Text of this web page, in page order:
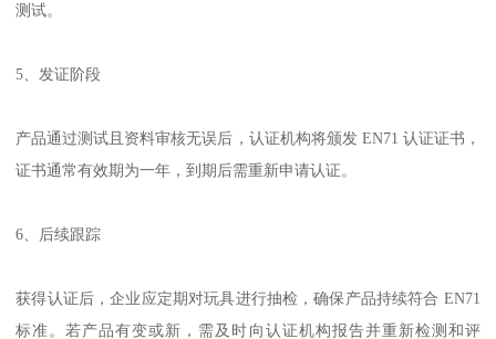
测试。
5、发证阶段
产品通过测试且资料审核无误后，认证机构将颁发 EN71 认证证书，
证书通常有效期为一年，到期后需重新申请认证。
6、后续跟踪
获得认证后，企业应定期对玩具进行抽检，确保产品持续符合 EN71
标准。若产品有变或新，需及时向认证机构报告并重新检测和评